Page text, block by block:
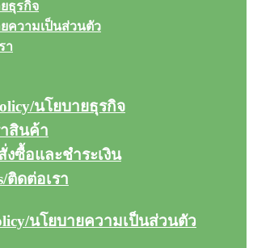
ธุรกิจ
ความเป็นส่วนตัว
า
นโยบายธุรกิจ
สินค้า
งซื้อและชำระเงิน
ติดต่อเรา
นโยบายความเป็นส่วนตัว